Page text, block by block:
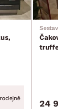
24